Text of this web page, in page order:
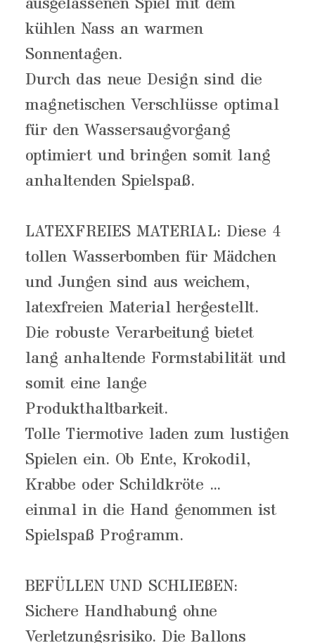
kühlen Nass an warmen
Sonnentagen.
Durch das neue Design sind die
magnetischen Verschlüsse optimal
für den Wassersaugvorgang
optimiert und bringen somit lang
anhaltenden Spielspaß.
LATEXFREIES MATERIAL: Diese 4
tollen Wasserbomben für Mädchen
und Jungen sind aus weichem,
latexfreien Material hergestellt.
Die robuste Verarbeitung bietet
lang anhaltende Formstabilität und
somit eine lange
Produkthaltbarkeit.
Tolle Tiermotive laden zum lustigen
Spielen ein. Ob Ente, Krokodil,
Krabbe oder Schildkröte ...
einmal in die Hand genommen ist
Spielspaß Programm.
BEFÜLLEN UND SCHLIEßEN:
Sichere Handhabung ohne
Verletzungsrisiko. Die Ballons